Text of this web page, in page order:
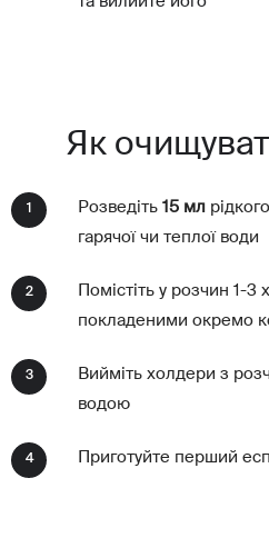
Як
Розведіть 15 мл
гарячої чи теплої води
2
Помістіть у розчин 1-
покладеними окремо
3
Вийміть холдери з
водою
4 Приготуйте перший